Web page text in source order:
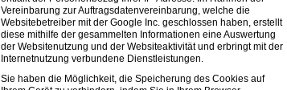
Vereinbarung zur Auftragsdatenvereinbarung, welche die
Websitebetreiber mit der Google Inc. geschlossen haben, erstellt
diese mithilfe der gesammelten Informationen eine Auswertung
der Websitenutzung und der Websiteaktivität und erbringt mit der
Internetnutzung verbundene Dienstleistungen.
Sie haben die Möglichkeit, die Speicherung des Cookies auf